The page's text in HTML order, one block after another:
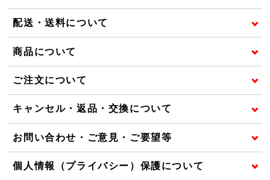
配送・送料について
商品について
ご注文について
キャンセル・返品・交換について
お問い合わせ・ご意見・ご要望等
個人情報（プライバシー）保護について